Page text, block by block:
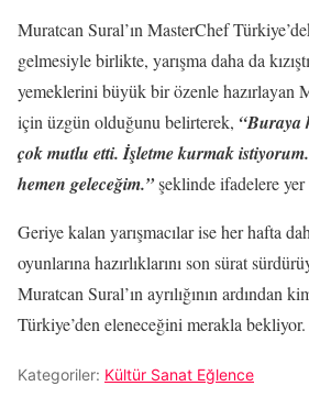
Muratcan Sural’ın MasterChef
gelmesiyle birlikte, yarışma daha da
yemeklerini büyük bir özenle hazırlayan
için üzgün olduğunu belirterek, “Buraya
çok mutlu etti. İşletme kurmak
hemen geleceğim.”şeklinde ifadelere yer
Geriye kalan yarışmacılar ise her hafta
oyunlarına hazırlıklarını son sürat
Muratcan Sural’ın ayrılığının ardından
Türkiye’den eleneceğini merakla bekliyor.
Kategoriler: Kültür Sanat Eğlence